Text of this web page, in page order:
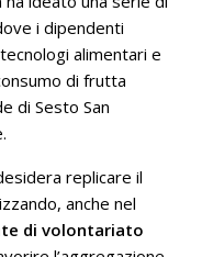
i dipendenti
alimentari e
di frutta
di Sesto San
replicare il
anche nel
di volontariato